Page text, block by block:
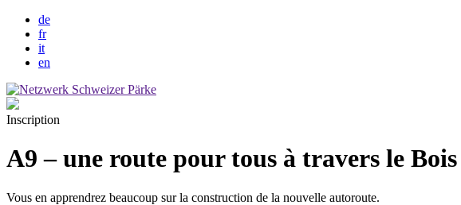
de
fr
it
en
Inscription
A9 – une route pour tous à travers le
Vous en apprendrez beaucoup sur la construction de la nouvelle autoroute.